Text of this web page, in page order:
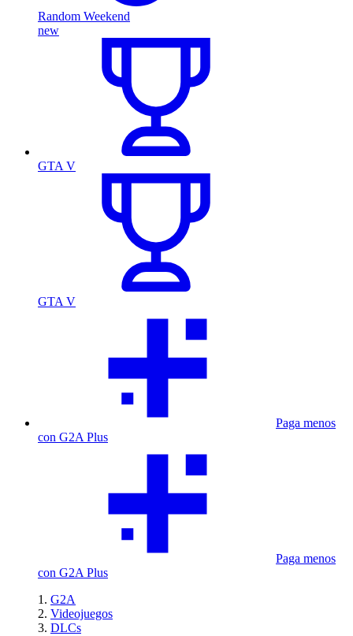
Random Weekend
new
GTA V
GTA V
Paga menos
con G2A Plus
Paga menos
con G2A Plus
G2A
Videojuegos
DLCs